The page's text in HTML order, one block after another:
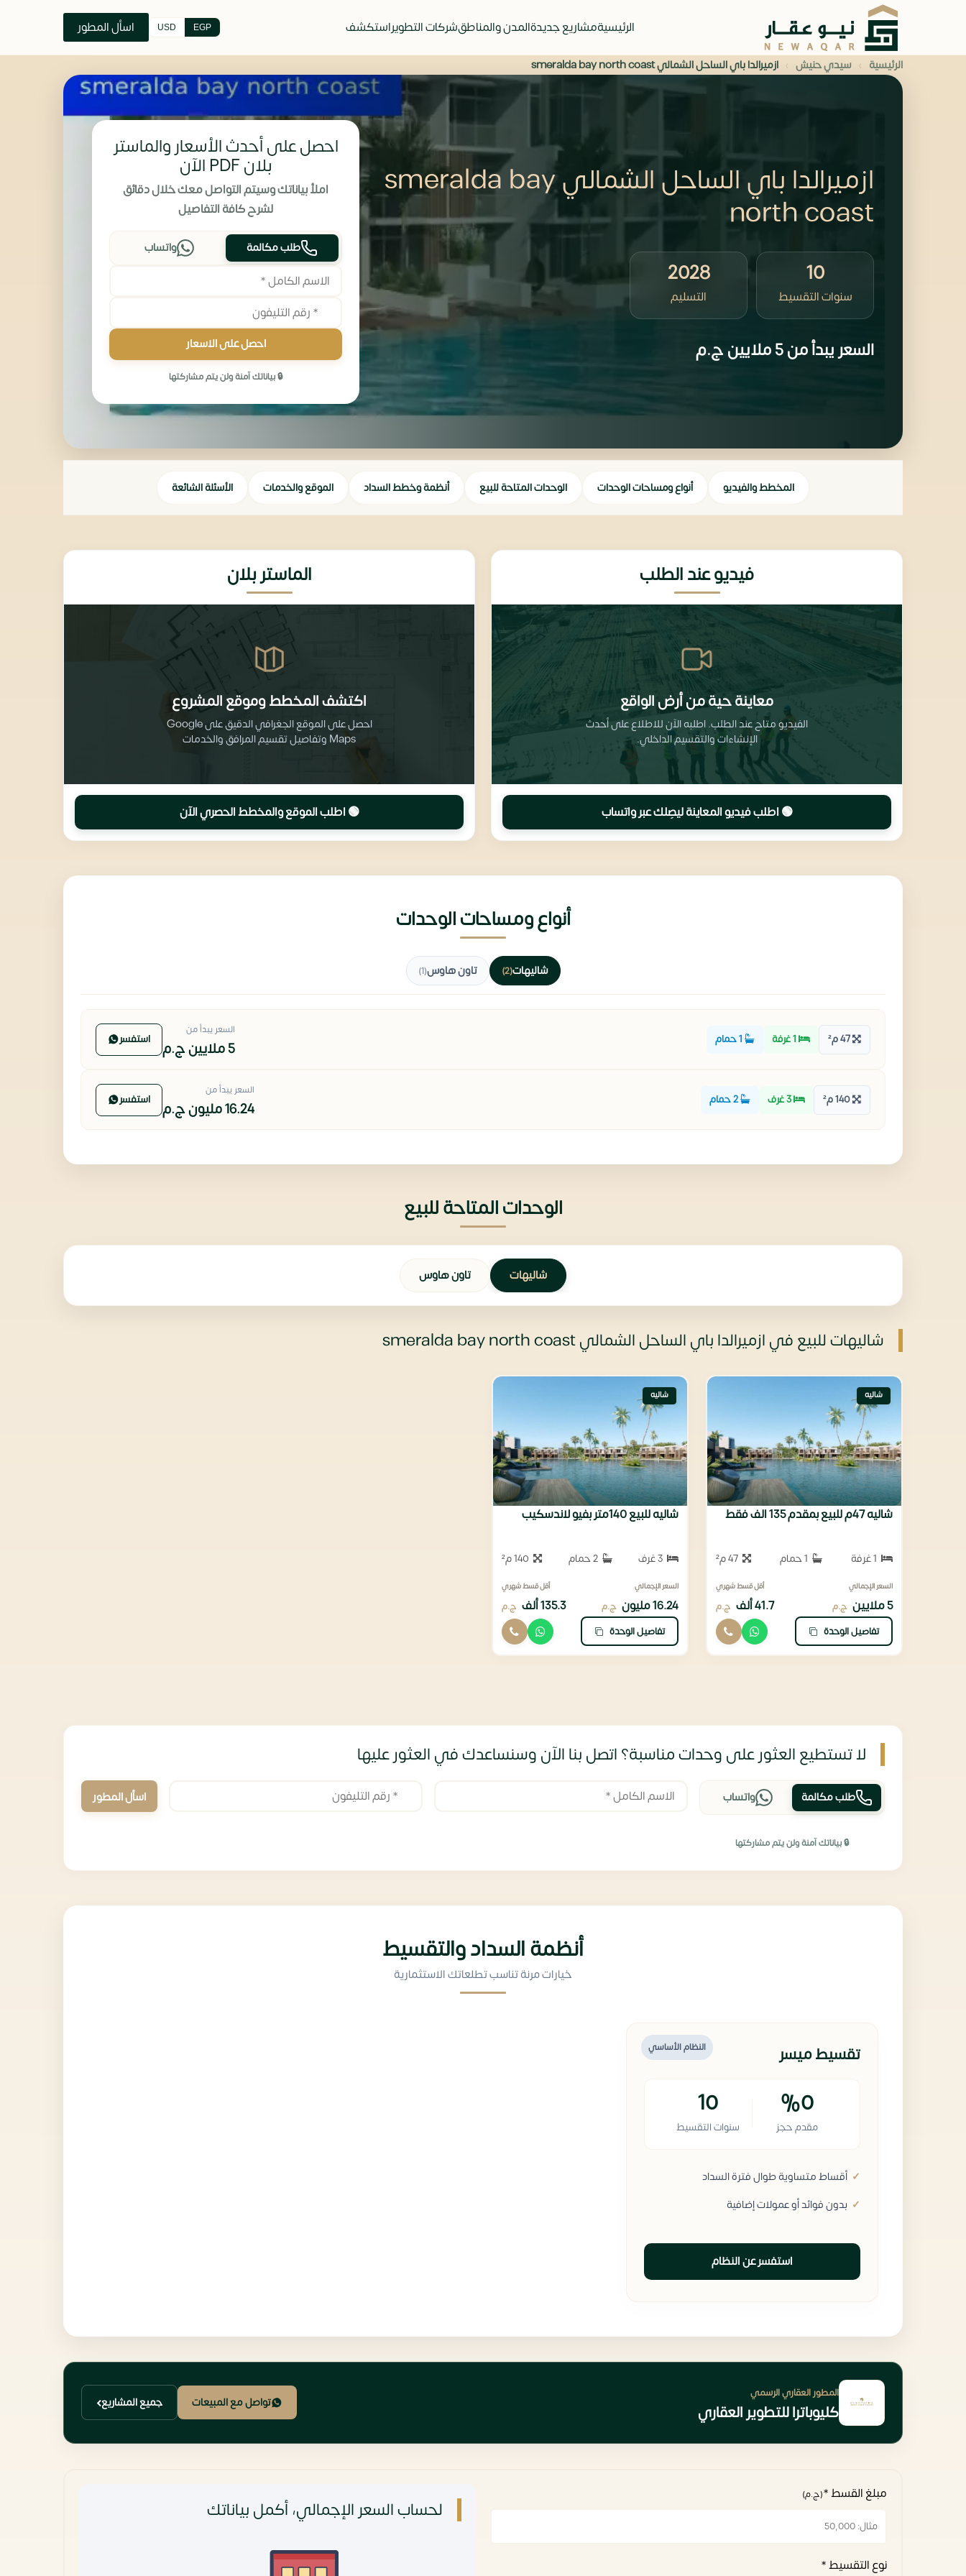
الرئيسيةمشاريع جديدةالمدن والمناطقشركات التطويراستكشف EGP
USD اسأل المطور
الرئيسية › سيدي حنيش › ازميرالدا باي الساحل الشمالي smeralda bay north coast
ازميرالدا باي الساحل الشمالي smeralda bay
north coast
10
سنوات التقسيط
2028
التسليم
السعر يبدأ من5 ملايين ج.م
احصل على أحدث الأسعار والماستر
بلان PDF الآن
املأ بياناتك وسيتم التواصل معك خلال دقائق
لشرح كافة التفاصيل
طلب مكالمة واتساب
احصل على الاسعار
🔒 بياناتك آمنة ولن يتم مشاركتها
المخطط والفيديو أنواع ومساحات الوحدات الوحدات المتاحة للبيع أنظمة وخطط السداد الموقع والخدمات الأسئلة الشائعة
فيديو عند الطلب
معاينة حية من أرض الواقع
الفيديو متاح عند الطلب. اطلبه الآن للاطلاع على أحدث
الإنشاءات والتقسيم الداخلي.
🟢 اطلب فيديو المعاينة ليصِلك عبر واتساب
الماستر بلان
اكتشف المخطط وموقع المشروع
احصل على الموقع الجغرافي الدقيق على Google
Maps وتفاصيل تقسيم المرافق والخدمات
🟢 اطلب الموقع والمخطط الحصري الآن
أنواع ومساحات الوحدات
شاليهات(2) تاون هاوس(1)
السعر يبدأ من
5 ملايين ج.م استفسر
2 حمام
السعر يبدأ من
16.24 مليون ج.م استفسر
الوحدات المتاحة للبيع
شاليهات تاون هاوس
شاليهات للبيع في ازميرالدا باي الساحل الشمالي smeralda bay north coast
شاليه
شاليه 47م للبيع بمقدم 135 الف فقط
47 م²
السعر الإجمالي
5 ملايين ج.م
أقل قسط شهري
41.7 ألف ج.م
تفاصيل الوحدة
شاليه
شاليه للبيع 140متر بفيو لاندسكيب
2 حمام
السعر الإجمالي
16.24 مليون ج.م
أقل قسط شهري
135.3 ألف ج.م
تفاصيل الوحدة
لا تستطيع العثور على وحدات مناسبة؟ اتصل بنا الآن وسنساعدك في العثور عليها
طلب مكالمة واتساب اسأل المطور
🔒 بياناتك آمنة ولن يتم مشاركتها
أنظمة السداد والتقسيط
خيارات مرنة تناسب تطلعاتك الاستثمارية
النظام الأساسي تقسيط ميسر
%0
مقدم حجز
10
سنوات التقسيط
أقساط متساوية طوال فترة السداد
بدون فوائد أو عمولات إضافية
استفسر عن النظام
المطور العقاري الرسمي
كليوباترا للتطوير العقاري تواصل مع المبيعات جميع المشاريع
مبلغ القسط *(ج.م)
نوع التقسيط *
لحساب السعر الإجمالي، أكمل بياناتك